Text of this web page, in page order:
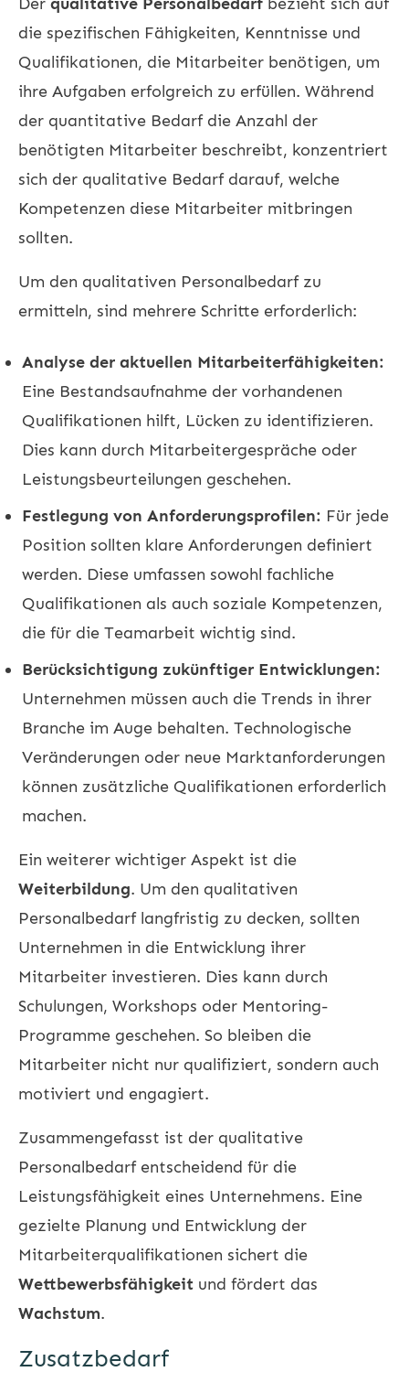
die spezifischen Fähigkeiten, Kenntnisse und
Qualifikationen, die Mitarbeiter benötigen, um
ihre Aufgaben erfolgreich zu erfüllen. Während
der quantitative Bedarf die Anzahl der
benötigten Mitarbeiter beschreibt, konzentriert
sich der qualitative Bedarf darauf, welche
Kompetenzen diese Mitarbeiter mitbringen
sollten.
Um den qualitativen Personalbedarf zu
ermitteln, sind mehrere Schritte erforderlich:
Analyse der aktuellen Mitarbeiterfähigkeiten:
Eine Bestandsaufnahme der vorhandenen
Qualifikationen hilft, Lücken zu identifizieren.
Dies kann durch Mitarbeitergespräche oder
Leistungsbeurteilungen geschehen.
Festlegung von Anforderungsprofilen: Für jede
Position sollten klare Anforderungen definiert
werden. Diese umfassen sowohl fachliche
Qualifikationen als auch soziale Kompetenzen,
die für die Teamarbeit wichtig sind.
Berücksichtigung zukünftiger Entwicklungen:
Unternehmen müssen auch die Trends in ihrer
Branche im Auge behalten. Technologische
Veränderungen oder neue Marktanforderungen
können zusätzliche Qualifikationen erforderlich
machen.
Ein weiterer wichtiger Aspekt ist die
Weiterbildung. Um den qualitativen
Personalbedarf langfristig zu decken, sollten
Unternehmen in die Entwicklung ihrer
Mitarbeiter investieren. Dies kann durch
Schulungen, Workshops oder Mentoring-
Programme geschehen. So bleiben die
Mitarbeiter nicht nur qualifiziert, sondern auch
motiviert und engagiert.
Zusammengefasst ist der qualitative
Personalbedarf entscheidend für die
Leistungsfähigkeit eines Unternehmens. Eine
gezielte Planung und Entwicklung der
Mitarbeiterqualifikationen sichert die
Wettbewerbsfähigkeit und fördert das
Wachstum.
Zusatzbedarf